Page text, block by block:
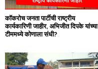
कॉकरोच जनता पार्टीची राष्ट्रीय
कार्यकारिणी जाहीर, अभिजीत दिपके यांच्या
टीममध्ये कोणाला संधी?